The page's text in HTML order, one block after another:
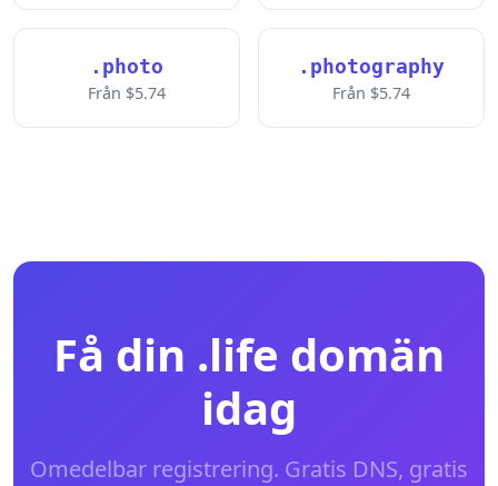
.photo
Från $5.74
.photography
Från $5.74
Få din .life domän
idag
Omedelbar registrering. Gratis DNS, gratis